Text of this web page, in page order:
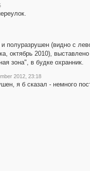
полуразрушен (видно с
октябрь 2010), выставлено
зона", в будке охранник.
2012, 23:18
я б сказал - немного